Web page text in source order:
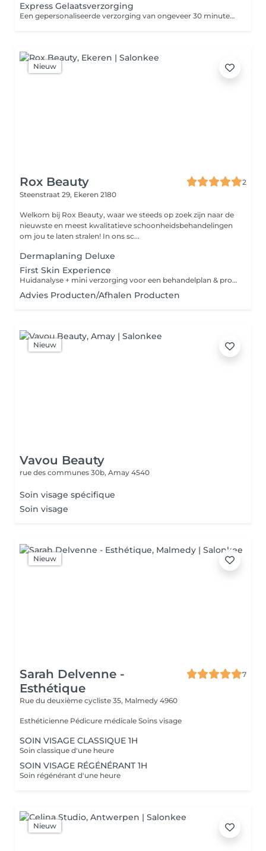
Express Gelaatsverzorging
Een gepersonaliseerde verzorging van ongeveer 30 minuten, gericht op één specifiek huiddoel zoals hydratatie, gevoeligheid of de eerste tekenen van huidveroudering.
Nieuw
Rox Beauty
2
Steenstraat 29, Ekeren 2180
Welkom bij Rox Beauty, waar we steeds op zoek zijn naar de
nieuwste en meest kwalitatieve schoonheidsbehandelingen
om jou te laten stralen! In ons sc...
Dermaplaning Deluxe
First Skin Experience
Huidanalyse + mini verzorging voor een behandelplan & productadvies op maat (ideaal voor je 1ste behandeling).
Advies Producten/Afhalen Producten
Nieuw
Vavou Beauty
rue des communes 30b, Amay 4540
Soin visage spécifique
Soin visage
Nieuw
Sarah Delvenne -
Esthétique
7
Rue du deuxième cycliste 35, Malmedy 4960
Esthéticienne Pédicure médicale Soins visage
SOIN VISAGE CLASSIQUE 1H
Soin classique d'une heure
SOIN VISAGE RÉGÉNÉRANT 1H
Soin régénérant d'une heure
Nieuw